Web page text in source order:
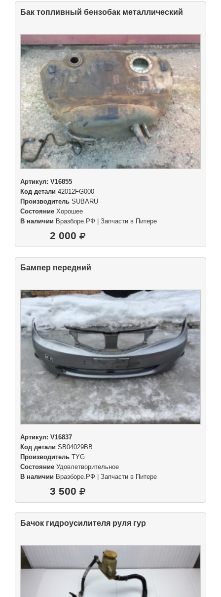
Бак топливный бензобак металлический
Артикул: V16855
Код детали 42012FG000
Производитель SUBARU
Состояние Хорошее
В наличии Вразборе.РФ | Запчасти в Питере
2 000
Бампер передний
Артикул: V16837
Код детали SB04029BB
Производитель TYG
Состояние Удовлетворительное
В наличии Вразборе.РФ | Запчасти в Питере
3 500
Бачок гидроусилителя руля гур